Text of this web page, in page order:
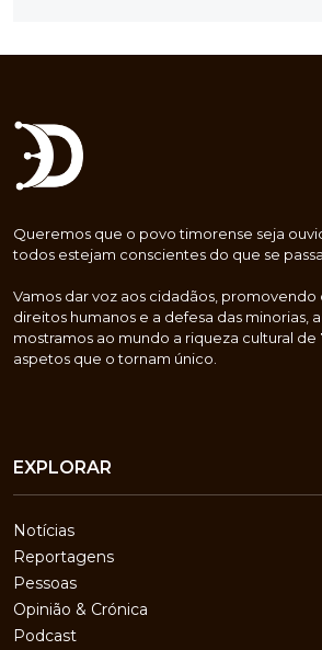
Queremos que o povo timorense seja
todos estejam conscientes do que se
Vamos dar voz aos cidadãos,
direitos humanos e a defesa das minorias,
mostramos ao mundo a riqueza cultural de
aspetos que o tornam único.
EXPLORAR
Notícias
Reportagens
Pessoas
Opinião & Crónica
Podcast